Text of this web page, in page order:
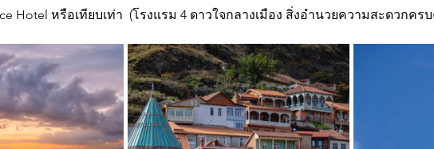
Hotel หรือเทียบเท่า  (โรงแรม 4 ดาวใจกลางเมือง สิ่งอำนวยความสะดวกค